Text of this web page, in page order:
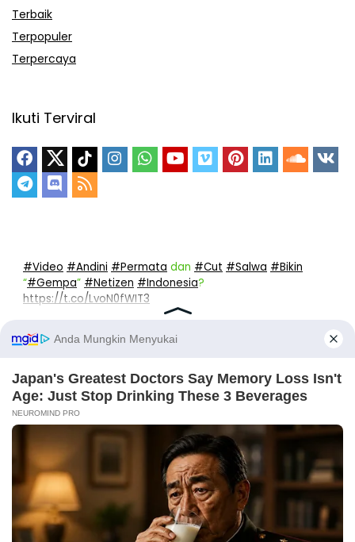
Terbaik
Terpopuler
Terpercaya
Ikuti Terviral
#Video #Andini #Permata dan #Cut #Salwa #Bikin
“#Gempa” #Netizen #Indonesia?
https://t.co/LvoN0fWIT3
— Terviral.id (@terviralin) June 14, 2026
Topoin.com|Tradingan.com| Topbisnisonline.com|
Pugur.com|Aopok.com
Putar.id
Olahan.id Keimanan.com
Ulasani.com
|Dului.com Biodataviral.com
Bitnes.top |